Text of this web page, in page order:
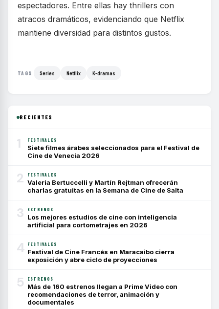
espectadores. Entre ellas hay thrillers con
atracos dramáticos, evidenciando que Netflix
mantiene diversidad para distintos gustos.
TAGS Series Netflix K-dramas
RECIENTES
1 FESTIVALES
Siete filmes árabes seleccionados para el Festival de
Cine de Venecia 2026
2 FESTIVALES
Valeria Bertuccelli y Martín Rejtman ofrecerán
charlas gratuitas en la Semana de Cine de Salta
3 ESTRENOS
Los mejores estudios de cine con inteligencia
artificial para cortometrajes en 2026
4 FESTIVALES
Festival de Cine Francés en Maracaibo cierra
exposición y abre ciclo de proyecciones
5 ESTRENOS
Más de 160 estrenos llegan a Prime Video con
recomendaciones de terror, animación y
documentales